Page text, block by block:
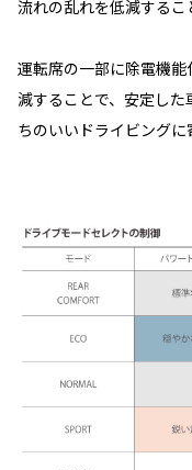
流れの乱れを低減するこ
運転席の一部に除電機
減することで、安定し
ちのいいドライビングに